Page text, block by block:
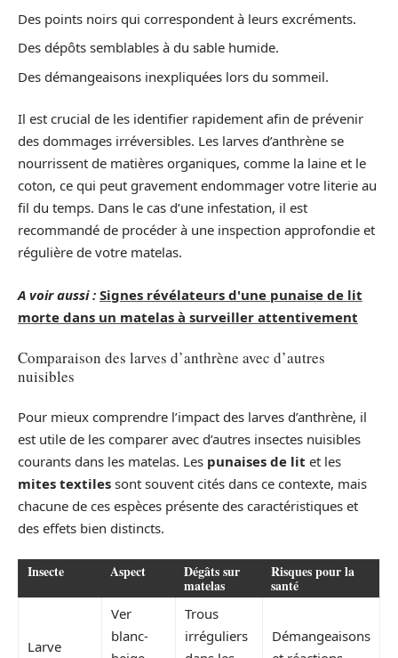
Des points noirs qui correspondent à leurs excréments.
Des dépôts semblables à du sable humide.
Des démangeaisons inexpliquées lors du sommeil.
Il est crucial de les identifier rapidement afin de prévenir
des dommages irréversibles. Les larves d’anthrène se
nourrissent de matières organiques, comme la laine et le
coton, ce qui peut gravement endommager votre literie au
fil du temps. Dans le cas d’une infestation, il est
recommandé de procéder à une inspection approfondie et
régulière de votre matelas.
A voir aussi : Signes révélateurs d'une punaise de lit
morte dans un matelas à surveiller attentivement
Comparaison des larves d’anthrène avec d’autres
nuisibles
Pour mieux comprendre l’impact des larves d’anthrène, il
est utile de les comparer avec d’autres insectes nuisibles
courants dans les matelas. Les punaises de lit et les
mites textiles sont souvent cités dans ce contexte, mais
chacune de ces espèces présente des caractéristiques et
des effets bien distincts.
Insecte Aspect Dégâts sur
matelas
Risques pour la
santé
Larve
Ver
blanc-
Trous
irréguliers
Démangeaisons